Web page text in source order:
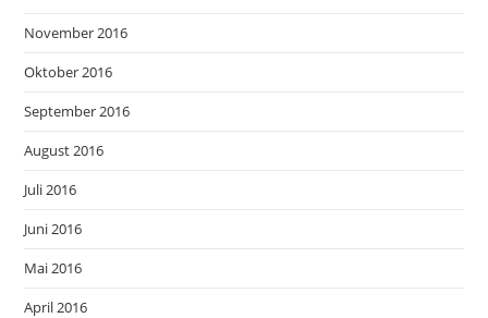
November 2016
Oktober 2016
September 2016
August 2016
Juli 2016
Juni 2016
Mai 2016
April 2016